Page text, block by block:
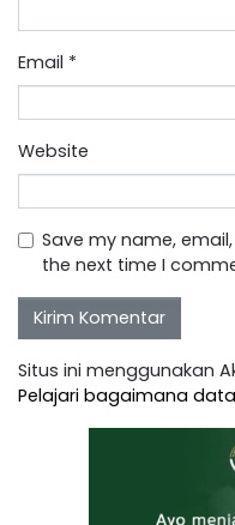
Email *
Website
Save my name,
the next time I
Situs ini menggunakan
Pelajari bagaimana